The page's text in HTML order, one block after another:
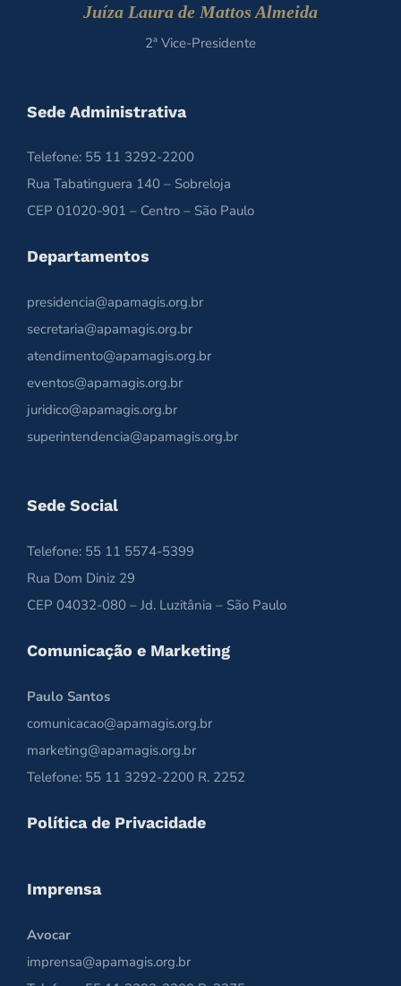
Juíza Laura de Mattos Almeida
2ª Vice-Presidente
Sede Administrativa
Telefone: 55 11 3292-2200
Rua Tabatinguera 140 – Sobreloja
CEP 01020-901 – Centro – São Paulo
Departamentos
presidencia@apamagis.org.br
secretaria@apamagis.org.br
atendimento@apamagis.org.br
eventos@apamagis.org.br
juridico@apamagis.org.br
superintendencia@apamagis.org.br
Sede Social
Telefone: 55 11 5574-5399
Rua Dom Diniz 29
CEP 04032-080 – Jd. Luzitânia – São Paulo
Comunicação e Marketing
Paulo Santos
comunicacao@apamagis.org.br
marketing@apamagis.org.br
Telefone: 55 11 3292-2200 R. 2252
Política de Privacidade
Imprensa
Avocar
imprensa@apamagis.org.br